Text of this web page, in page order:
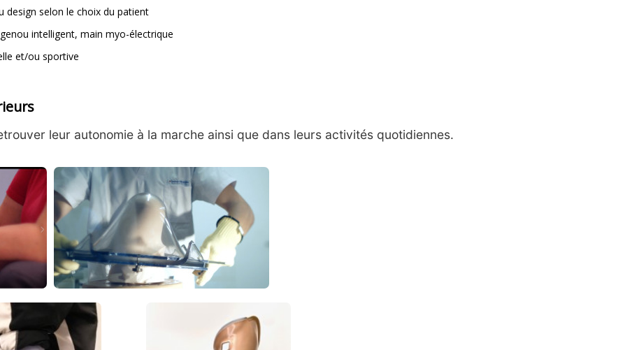
design selon le choix du patient
intelligent, main myo-électrique
et/ou sportive
leur autonomie à la marche ainsi que dans leurs activités quotidiennes.